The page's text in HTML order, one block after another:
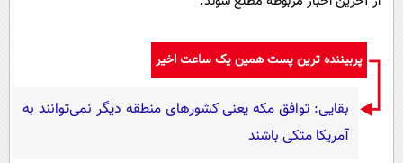
پربیننده ترین پست همین یک ساعت اخیر
بقایی: توافق مکه یعنی کشورهای منطقه دیگر نمی‌توانند به
آمریکا متکی باشند